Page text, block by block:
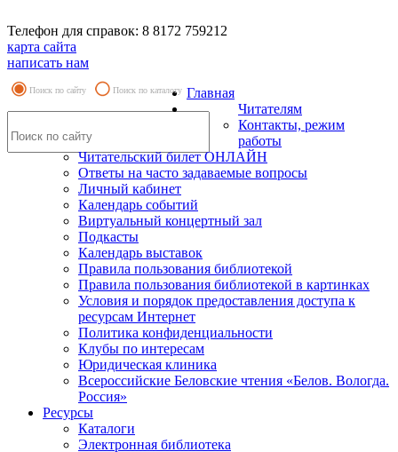
Телефон для справок: 8 8172 759212
карта сайта
написать нам
Поиск по сайту Поиск по каталогу Главная
Читателям
Контакты, режим
работы
Читательский билет ОНЛАЙН
Ответы на часто задаваемые вопросы
Личный кабинет
Календарь событий
Виртуальный концертный зал
Подкасты
Календарь выставок
Правила пользования библиотекой
Правила пользования библиотекой в картинках
Условия и порядок предоставления доступа к
ресурсам Интернет
Политика конфиденциальности
Клубы по интересам
Юридическая клиника
Всероссийские Беловские чтения «Белов. Вологда.
Россия»
Ресурсы
Каталоги
Электронная библиотека